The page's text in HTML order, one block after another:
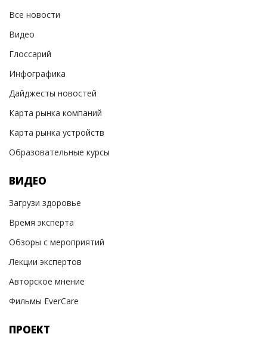
Все новости
Видео
Глоссарий
Инфографика
Дайджесты новостей
Карта рынка компаний
Карта рынка устройств
Образовательные курсы
ВИДЕО
Загрузи здоровье
Время эксперта
Обзоры с мероприятий
Лекции экспертов
Авторское мнение
Фильмы EverCare
ПРОЕКТ